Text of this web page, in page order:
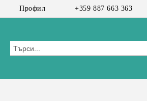
Профил +359 887 663 363